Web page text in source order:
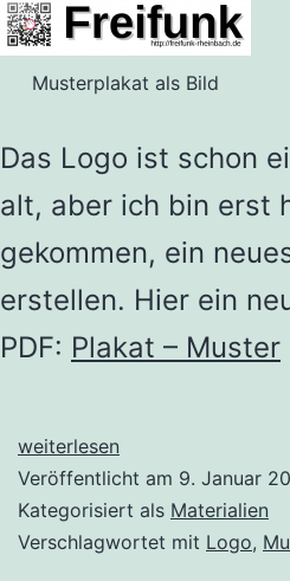
Musterplakat als Bild
Das Logo ist schon
alt, aber ich bin erst
gekommen, ein
erstellen. Hier ein
PDF: Plakat – Muster
Neues
Plakat
weiterlesen
Veröffentlicht am 9. Januar
Kategorisiert als Materialien
Verschlagwortet mit Logo,